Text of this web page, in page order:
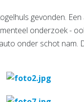
gevonden.
onderzoek -
onder schot nam.